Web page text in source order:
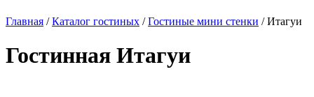
Главная /Каталог гостиных /Гостиные мини стенки / Итагуи
Гостинная Итагуи